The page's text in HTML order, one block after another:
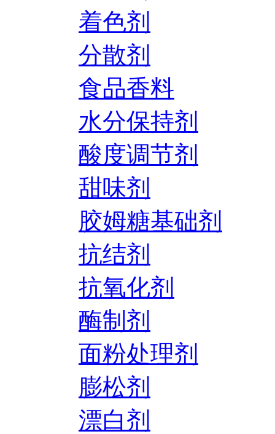
着色剂
分散剂
食品香料
水分保持剂
酸度调节剂
甜味剂
胶姆糖基础剂
抗结剂
抗氧化剂
酶制剂
面粉处理剂
膨松剂
漂白剂